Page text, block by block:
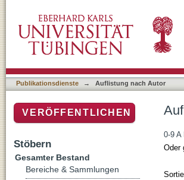
Publikationsdienste → Auflistung nach Autor
0-9 A
Oder
VERÖFFENTLICHEN
Stöbern
Gesamter Bestand
Bereiche & Sammlungen